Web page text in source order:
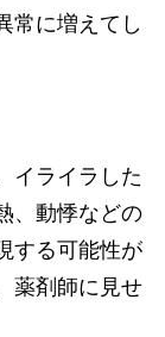
常に増えてし
イライラした
、動悸などの
する可能性が
薬剤師に見せ